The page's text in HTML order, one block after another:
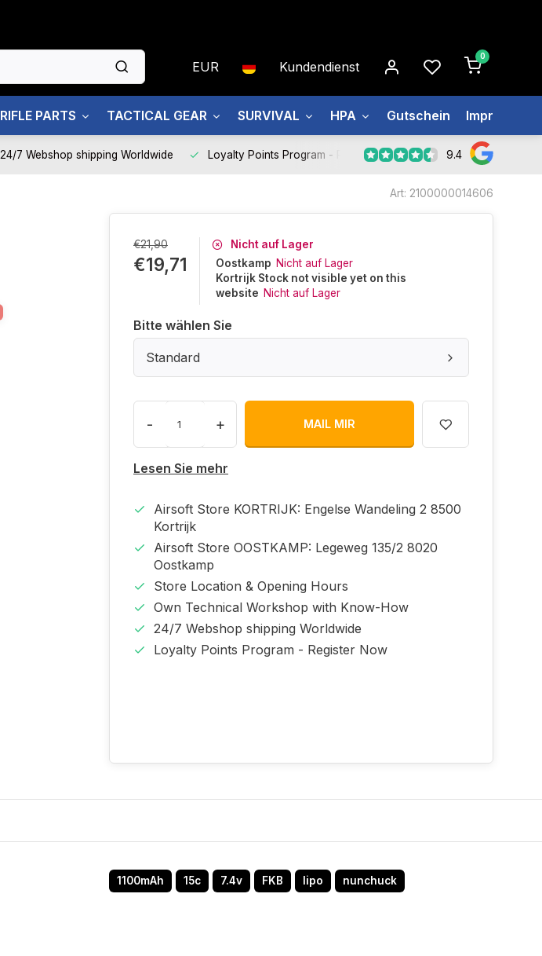
EUR Kundendienst
0
RIFLE PARTS TACTICAL GEAR SURVIVAL HPA Gutschein Impressum
24/7 Webshop shipping Worldwide Loyalty Points Program - Register Now 9.4
Art: 2100000014606
€21,90
€19,71
Nicht auf Lager
Oostkamp Nicht auf Lager
Kortrijk Stock not visible yet on this
website Nicht auf Lager
Bitte wählen Sie
Standard
- + MAIL MIR
Lesen Sie mehr
Airsoft Store KORTRIJK: Engelse Wandeling 2 8500
Kortrijk
Airsoft Store OOSTKAMP: Legeweg 135/2 8020
Oostkamp
Store Location & Opening Hours
Own Technical Workshop with Know-How
24/7 Webshop shipping Worldwide
Loyalty Points Program - Register Now
1100mAh 15c 7.4v FKB lipo nunchuck